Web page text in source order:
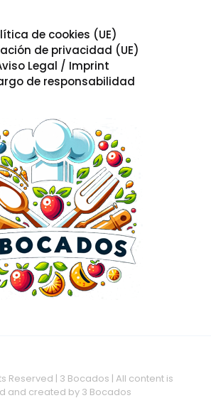
de cookies (UE)
de privacidad (UE)
Legal / Imprint
de responsabilidad
Reserved | 3 Bocados | All content is
and created by 3 Bocados